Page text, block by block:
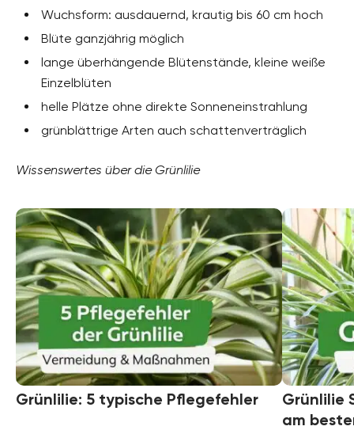
Wuchsform: ausdauernd, krautig bis 60 cm hoch
Blüte ganzjährig möglich
lange überhängende Blütenstände, kleine weiße
Einzelblüten
helle Plätze ohne direkte Sonneneinstrahlung
grünblättrige Arten auch schattenverträglich
Wissenswertes über die Grünlilie
Grünlilie: 5 typische Pflegefehler
Grünlilie
am